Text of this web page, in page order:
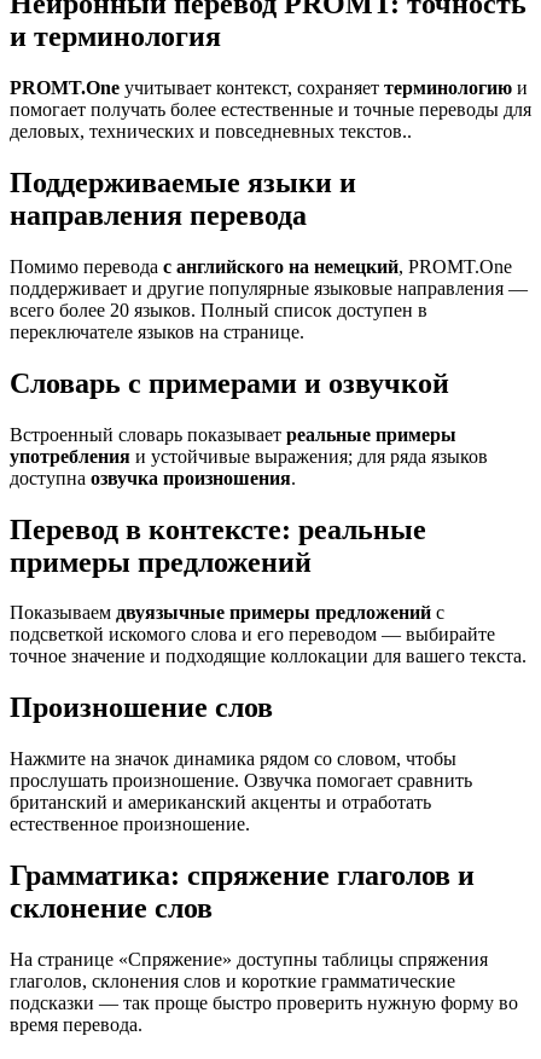
и терминология
PROMT.One учитывает контекст, сохраняет терминологию и
помогает получать более естественные и точные переводы для
деловых, технических и повседневных текстов..
Поддерживаемые языки и
направления перевода
Помимо перевода с английского на немецкий, PROMT.One
поддерживает и другие популярные языковые направления —
всего более 20 языков. Полный список доступен в
переключателе языков на странице.
Словарь с примерами и озвучкой
Встроенный словарь показывает реальные примеры
употребления и устойчивые выражения; для ряда языков
доступна озвучка произношения.
Перевод в контексте: реальные
примеры предложений
Показываем двуязычные примеры предложений с
подсветкой искомого слова и его переводом — выбирайте
точное значение и подходящие коллокации для вашего текста.
Произношение слов
Нажмите на значок динамика рядом со словом, чтобы
прослушать произношение. Озвучка помогает сравнить
британский и американский акценты и отработать
естественное произношение.
Грамматика: спряжение глаголов и
склонение слов
На странице «Спряжение» доступны таблицы спряжения
глаголов, склонения слов и короткие грамматические
подсказки — так проще быстро проверить нужную форму во
время перевода.